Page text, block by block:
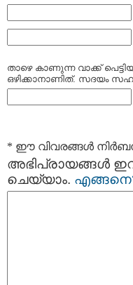
താഴെ കാണുന്ന വാക്ക്
ഒഴിക്കാനാണിത്. സദയം
* ഈ വിവരങ്ങള്‍
അഭിപ്രായങ്ങള്‍
ചെയ്യാം.